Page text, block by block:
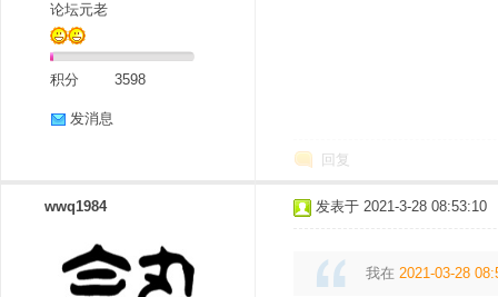
论坛元老
积分 3598
发消息
回复
wwq1984 发表于 2021-3-28 08:53:10
我在 2021-03-28